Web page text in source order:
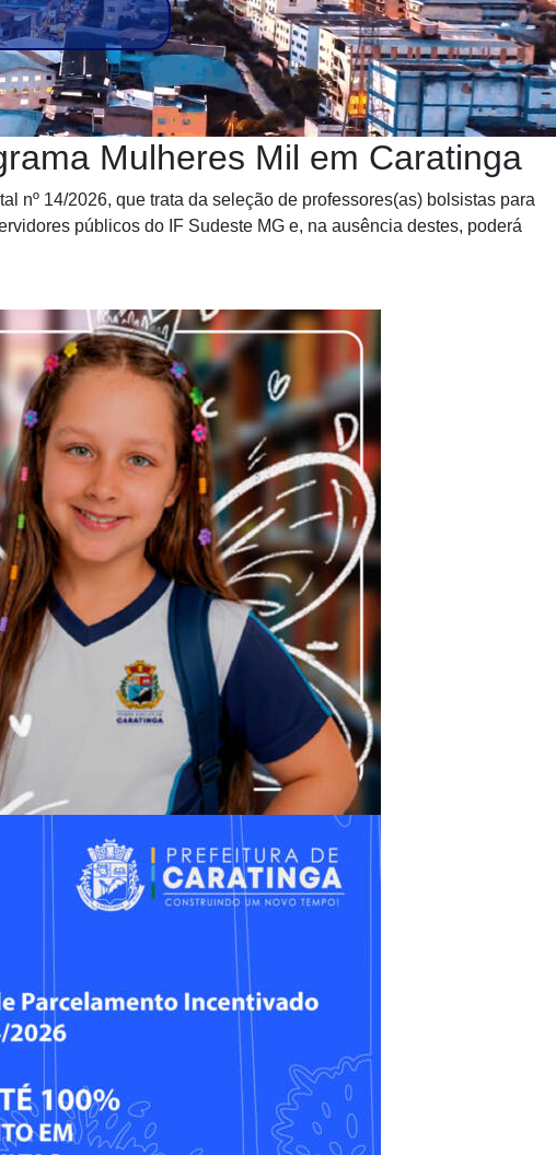
Mulheres Mil em Caratinga
nº 14/2026, que trata da seleção de professores(as) bolsistas para
públicos do IF Sudeste MG e, na ausência destes, poderá